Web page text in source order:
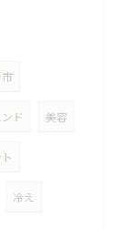
ド 美容
冷え